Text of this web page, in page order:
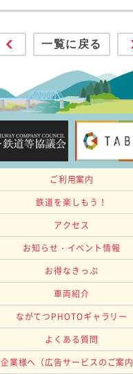
一覧に戻る
ご利用案内
鉄道を楽しもう！
アクセス
お知らせ・イベント情報
お得なきっぷ
車両紹介
ながてつPHOTOギャラリー
よくある質問
企業様へ （広告サービスのご案内